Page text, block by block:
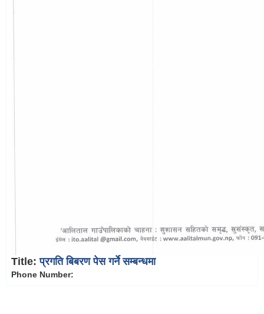
Title:प्रगति बिबरण पेस गर्ने सम्बन्धमा
Phone Number: